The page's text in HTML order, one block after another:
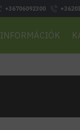
+36706092300
INFORMÁCIÓK